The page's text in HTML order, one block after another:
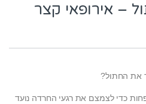
– אירופאי קצר
את החתול?
כדי לצמצם את רגעי החרדה נועד